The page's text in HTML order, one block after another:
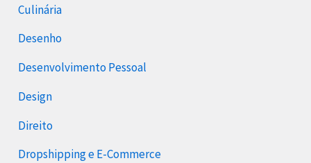
Culinária
Desenho
Desenvolvimento Pessoal
Design
Direito
Dropshipping e E-Commerce